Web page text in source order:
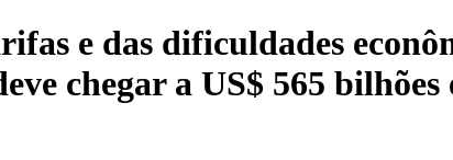
e das dificuldades
chegar a US$ 565 bilhões